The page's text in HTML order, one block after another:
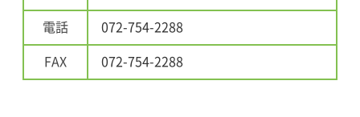
電話 072-754-2288
FAX 072-754-2288